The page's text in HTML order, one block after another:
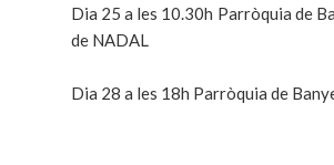
Dia 25 a les 10.30h Parròquia de
de NADAL
Dia 28 a les 18h Parròquia de